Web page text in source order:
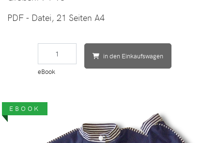
EBOOK
PDF - Datei, 21 Seiten A4
eBook
in den Einkaufswagen